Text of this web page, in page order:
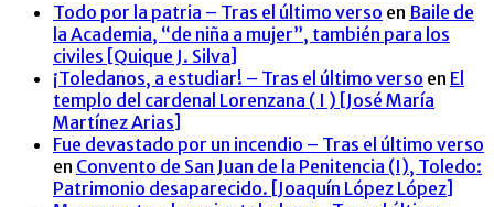
Todo por la patria – Tras el último verso en Baile de
la Academia, “de niña a mujer”, también para los
civiles [Quique J. Silva]
¡Toledanos, a estudiar! – Tras el último verso en El
templo del cardenal Lorenzana ( I ) [José María
Martínez Arias]
Fue devastado por un incendio – Tras el último verso
en Convento de San Juan de la Penitencia (I), Toledo:
Patrimonio desaparecido. [Joaquín López López]